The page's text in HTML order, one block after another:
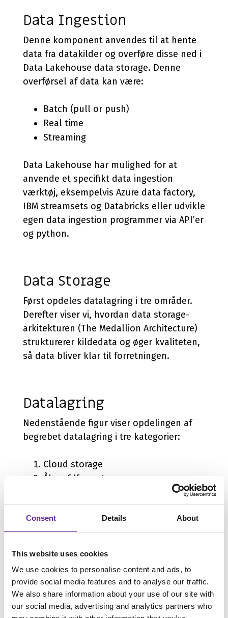
Consent Details About
This website uses cookies
We use cookies to personalise content and ads, to
provide social media features and to analyse our traffic.
We also share information about your use of our site with
our social media, advertising and analytics partners who
Data Ingestion
Denne komponent anvendes til at hente
data fra datakilder og overføre disse ned i
Data Lakehouse data storage. Denne
overførsel af data kan være:
Batch (pull or push)
Real time
Streaming
Data Lakehouse har mulighed for at
anvende et specifikt data ingestion
værktøj, eksempelvis Azure data factory,
IBM streamsets og Databricks eller udvikle
egen data ingestion programmer via API’er
og python.
Data Storage
Først opdeles datalagring i tre områder.
Derefter viser vi, hvordan data storage-
arkitekturen (The Medallion Architecture)
strukturerer kildedata og øger kvaliteten,
så data bliver klar til forretningen.
Datalagring
Nedenstående figur viser opdelingen af
begrebet datalagring i tre kategorier:
Cloud storage
Åben filformat